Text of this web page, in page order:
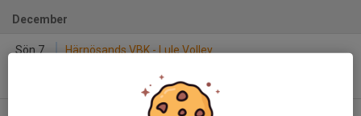
December
Sön 7
Härnösands VBK - Lule Volley